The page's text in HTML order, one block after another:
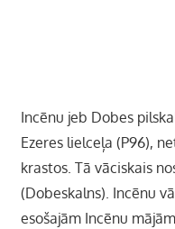
Incēnu jeb Dobes
Ezeres lielceļa (P96),
krastos. Tā vāciskais
(Dobeskalns). Incēnu
esošajām Incēnu